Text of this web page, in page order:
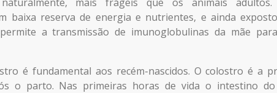
baixa reserva de energia e nutrientes, e ainda
a transmissão de imunoglobulinas da mãe
é fundamental aos recém-nascidos. O colostro é a
o parto. Nas primeiras horas de vida o intestino